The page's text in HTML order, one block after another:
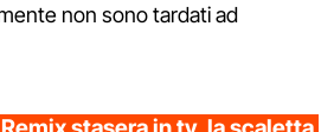
non sono tardati ad